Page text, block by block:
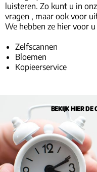
luisteren. Zo kunt u in
vragen , maar ook voor
We hebben ze hier voor
Zelfscannen
Bloemen
Kopieerservice
BEKIJK HIER DE